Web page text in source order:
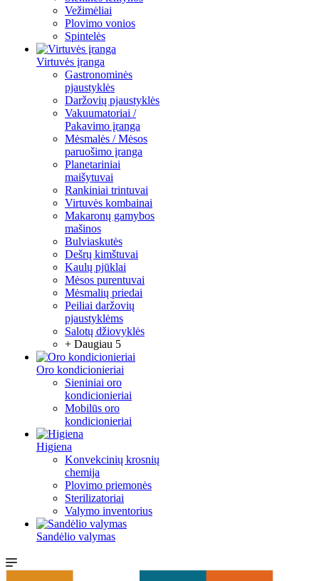
Vežimėliai
Plovimo vonios
Spintelės
Virtuvės įranga
Gastronominės
pjaustyklės
Daržovių pjaustyklės
Vakuumatoriai /
Pakavimo įranga
Mėsmalės / Mėsos
paruošimo įranga
Planetariniai
maišytuvai
Rankiniai trintuvai
Virtuvės kombainai
Makaronų gamybos
mašinos
Bulviaskutės
Dešrų kimštuvai
Kaulų pjūklai
Mėsos purentuvai
Mėsmalių priedai
Peiliai daržovių
pjaustyklėms
Salotų džiovyklės
+ Daugiau 5
Oro kondicionieriai
Sieniniai oro
kondicionieriai
Mobilūs oro
kondicionieriai
Higiena
Konvekcinių krosnių
chemija
Plovimo priemonės
Sterilizatoriai
Valymo inventorius
Sandėlio valymas